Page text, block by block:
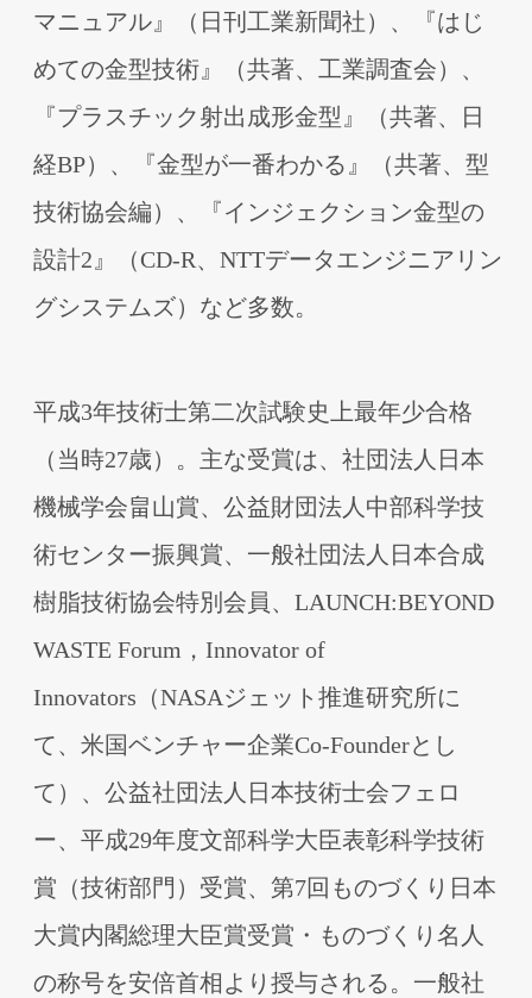
マニュアル』（⽇刊⼯業新聞社）、『はじ
めての⾦型技術』（共著、⼯業調査会）、
『プラスチック射出成形⾦型』（共著、⽇
経BP）、『⾦型が⼀番わかる』（共著、型
技術協会編）、『インジェクション⾦型の
設計2』（CD-R、NTTデータエンジニアリン
グシステムズ）など多数。
平成3年技術⼠第⼆次試験史上最年少合格
（当時27歳）。主な受賞は、社団法⼈⽇本
機械学会畠⼭賞、公益財団法⼈中部科学技
術センター振興賞、⼀般社団法⼈⽇本合成
樹脂技術協会特別会員、LAUNCH:BEYOND
WASTE Forum，Innovator of
Innovators（NASAジェット推進研究所に
て、⽶国ベンチャー企業Co-Founderとし
て）、公益社団法⼈⽇本技術⼠会フェロ
ー、平成29年度⽂部科学⼤⾂表彰科学技術
賞（技術部⾨）受賞、第7回ものづくり⽇本
⼤賞内閣総理⼤⾂賞受賞・ものづくり名⼈
の称号を安倍⾸相より授与される。⼀般社